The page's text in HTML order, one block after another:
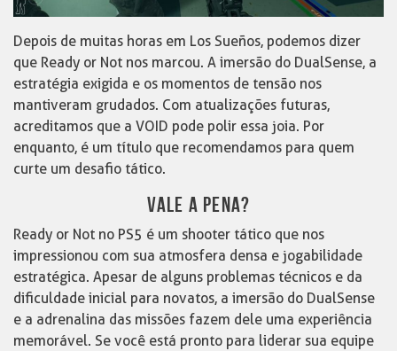
Depois de muitas horas em Los Sueños, podemos dizer
que Ready or Not nos marcou. A imersão do DualSense, a
estratégia exigida e os momentos de tensão nos
mantiveram grudados. Com atualizações futuras,
acreditamos que a VOID pode polir essa joia. Por
enquanto, é um título que recomendamos para quem
curte um desafio tático.
VALE A PENA?
Ready or Not no PS5 é um shooter tático que nos
impressionou com sua atmosfera densa e jogabilidade
estratégica. Apesar de alguns problemas técnicos e da
dificuldade inicial para novatos, a imersão do DualSense
e a adrenalina das missões fazem dele uma experiência
memorável. Se você está pronto para liderar sua equipe